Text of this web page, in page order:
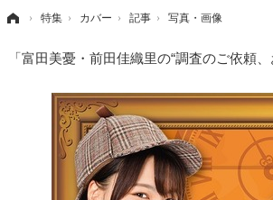
› 特集 › カバー › 記事 › 写真・画像
「富田美憂・前田佳織里の“調査のご依頼、